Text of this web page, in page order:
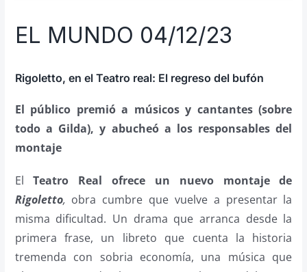
EL MUNDO 04/12/23
Rigoletto, en el Teatro real: El regreso del bufón
El público premió a músicos y cantantes (sobre
todo a Gilda), y abucheó a los responsables del
montaje
ElTeatro Real
ofrece un nuevo montaje de
Rigoletto, obra cumbre que vuelve a presentar la
misma dificultad. Un drama que arranca desde la
primera frase, un libreto que cuenta la historia
tremenda con sobria economía, una música que